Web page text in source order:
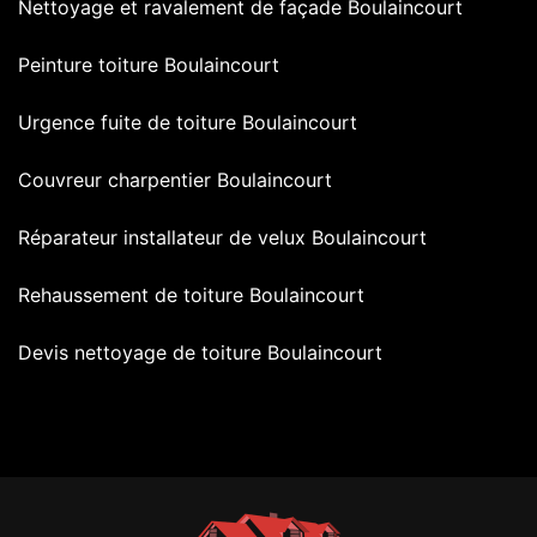
Nettoyage et ravalement de façade Boulaincourt
Peinture toiture Boulaincourt
Urgence fuite de toiture Boulaincourt
Couvreur charpentier Boulaincourt
Réparateur installateur de velux Boulaincourt
Rehaussement de toiture Boulaincourt
Devis nettoyage de toiture Boulaincourt